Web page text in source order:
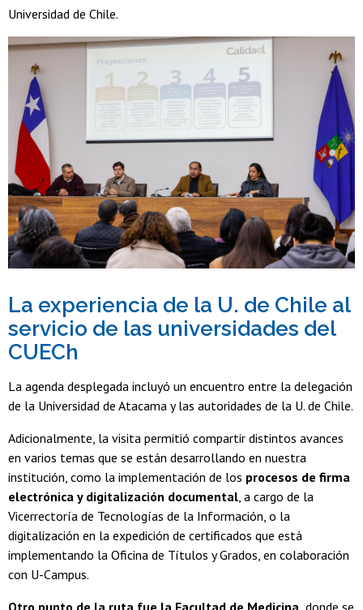
Universidad de Chile.
La experiencia de la U. de Chile al
servicio de las universidades del
CUECh
La agenda desplegada incluyó un encuentro entre la delegación
de la Universidad de Atacama y las autoridades de la U. de Chile.
Adicionalmente, la visita permitió compartir distintos avances
en varios temas que se están desarrollando en nuestra
institución, como la implementación de los procesos de firma
electrónica y digitalización documental , a cargo de la
Vicerrectoría de Tecnologías de la Información, o la
digitalización en la expedición de certificados que está
implementando la Oficina de Títulos y Grados, en colaboración
con U-Campus.
Otro punto de la ruta fue la Facultad de Medicina, donde se